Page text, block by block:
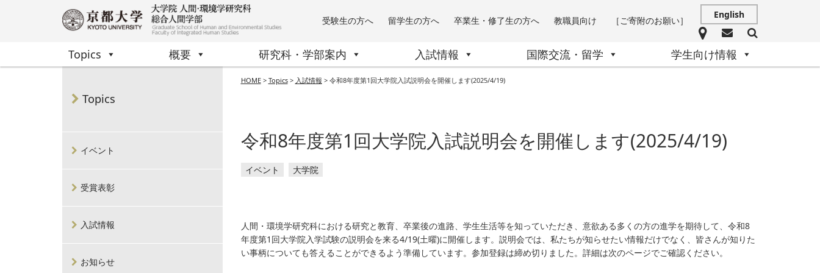
受験生の方へ 留学生の方へ 卒業生・修了生の方へ 教職員向け ［ご寄附のお願い］
English
Topics 概要 研究科・学部案内 入試情報 国際交流・留学 学生向け情報
HOME> Topics> 入試情報 > 令和8年度第1回大学院入試説明会を開催します(2025/4/19)
令和8年度第1回大学院入試説明会を開催します(2025/4/19)
イベント 大学院
人間・環境学研究科における研究と教育、卒業後の進路、学生生活等を知っていただき、意欲ある多くの方の進学を期待して、令和8
年度第1回大学院入学試験の説明会を来る4/19(土曜)に開催します。説明会では、私たちが知らせたい情報だけでなく、皆さんが知りた
い事柄についても答えることができるよう準備しています。参加登録は締め切りました。詳細は次のページでご確認ください。
Topics
イベント
受賞表彰
入試情報
お知らせ